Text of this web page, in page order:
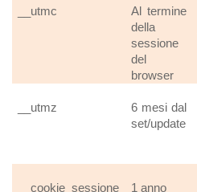
__utmc
Al termine
della
sessione
del
browser
__utmz
6 mesi dal
set/update
__cookie_sessione 1 anno